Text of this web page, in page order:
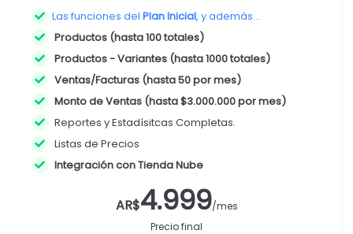
Las funciones del Plan Inicial, y además...
Productos (hasta 100 totales)
Productos - Variantes (hasta 1000 totales)
Ventas/Facturas (hasta 50 por mes)
Monto de Ventas (hasta $3.000.000 por mes)
Reportes y Estadísitcas Completas.
Listas de Precios
Integración con Tienda Nube
AR$4.999/mes
Precio final